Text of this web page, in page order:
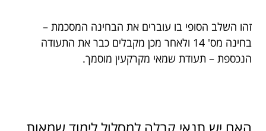
זהו השלב הסופי בו עוברים את הבחינה המסכמת –
בחינה מס' 14 ולאחר מכן מקבלים כבר את התעודה
הנכספת – תעודת שמאי מקרקעין מוסמך.